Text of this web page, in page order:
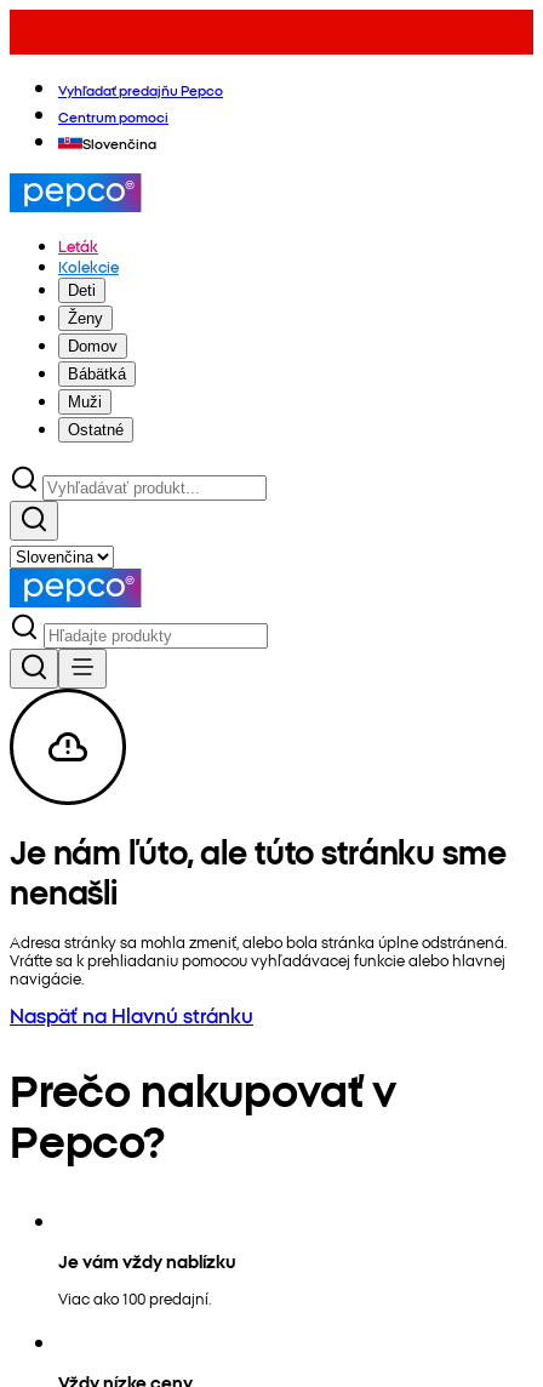
Vyhľadať predajňu Pepco
Centrum pomoci
Slovenčina
Leták
Kolekcie
Deti
Ženy
Domov
Bábätká
Muži
Ostatné
Je nám ľúto, ale túto stránku sme
nenašli
Adresa stránky sa mohla zmeniť, alebo bola stránka úplne odstránená.
Vráťte sa k prehliadaniu pomocou vyhľadávacej funkcie alebo hlavnej
navigácie.
Naspäť na Hlavnú stránku
Prečo nakupovať v
Pepco?
Je vám vždy nablízku
Viac ako 100 predajní.
Vždy nízke ceny